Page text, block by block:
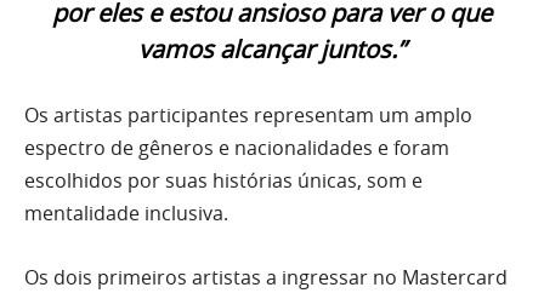
por eles e estou ansioso para ver o que
vamos alcançar juntos.”
Os artistas participantes representam um amplo
espectro de gêneros e nacionalidades e foram
escolhidos por suas histórias únicas, som e
mentalidade inclusiva.
Os dois primeiros artistas a ingressar no Mastercard